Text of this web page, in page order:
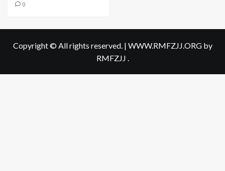
0
Copyright © All rights reserved. | WWW.RMFZJJ.ORGby
RMFZJJ .